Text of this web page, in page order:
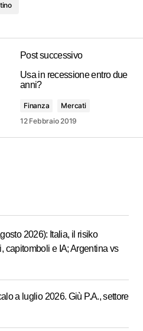
Post successivo
Usa in recessione entro due
anni?
Finanza
Mercati
12 Febbraio 2019
2026): Italia, il risiko
capitomboli e IA; Argentina vs
a luglio 2026. Giù P.A., settore